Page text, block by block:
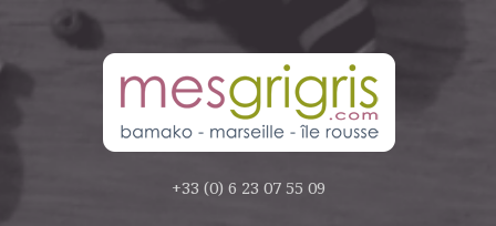
+33 (0) 6 23 07 55 09